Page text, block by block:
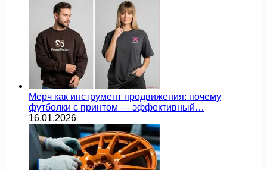
Мерч как инструмент продвижения: почему
футболки с принтом — эффективный…
16.01.2026